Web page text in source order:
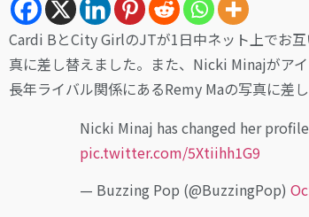
Cardi BとCity GirlのJTが1日中ネット上でお
真に差し替えました。また、Nicki Minajがア
長年ライバル関係にあるRemy Maの写真に差し
Nicki Minaj has changed her
pic.twitter.com/5Xtiihh1G9
— Buzzing Pop (@BuzzingPop)